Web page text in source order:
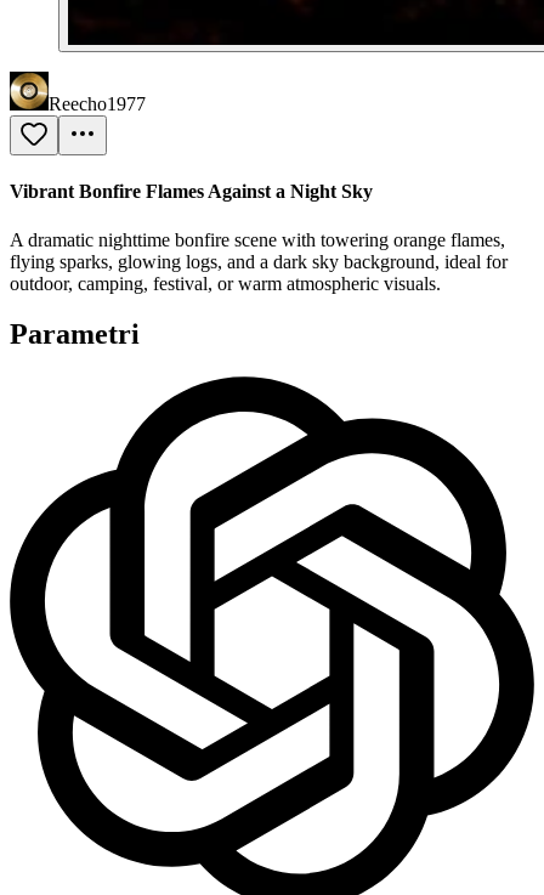
Reecho1977
Vibrant Bonfire Flames Against a Night Sky
A dramatic nighttime bonfire scene with towering orange flames,
flying sparks, glowing logs, and a dark sky background, ideal for
outdoor, camping, festival, or warm atmospheric visuals.
Parametri